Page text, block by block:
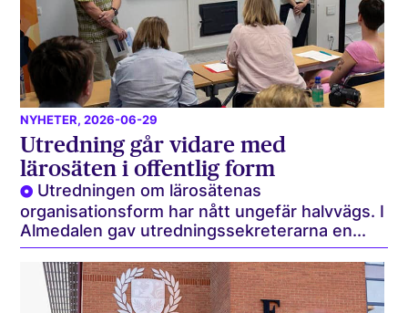
NYHETER, 2026-06-29
Utredning går vidare med
lärosäten i offentlig form
Utredningen om lärosätenas
organisationsform har nått ungefär halvvägs. I
Almedalen gav utredningssekreterarna en...